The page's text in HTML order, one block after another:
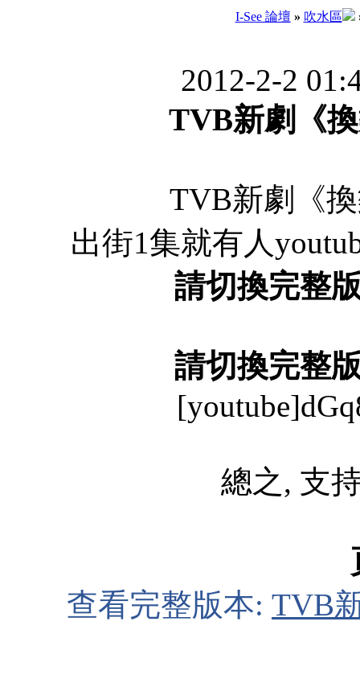
I-See 論壇 » 吹水區
2012-2-2
TVB新劇《
TVB新劇《
出街1集就有人
請切換完整
請切換完整
總之, 支
查看完整版本: TVB